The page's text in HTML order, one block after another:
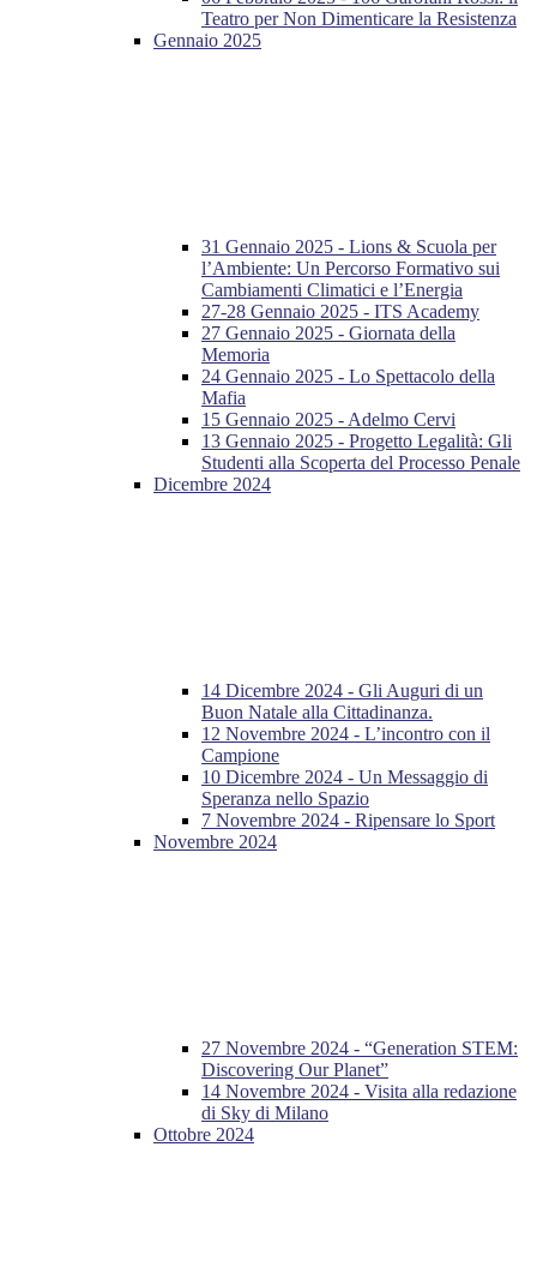
Teatro per Non Dimenticare la Resistenza
Gennaio 2025
31 Gennaio 2025 - Lions & Scuola per
l’Ambiente: Un Percorso Formativo sui
Cambiamenti Climatici e l’Energia
27-28 Gennaio 2025 - ITS Academy
27 Gennaio 2025 - Giornata della
Memoria
24 Gennaio 2025 - Lo Spettacolo della
Mafia
15 Gennaio 2025 - Adelmo Cervi
13 Gennaio 2025 - Progetto Legalità: Gli
Studenti alla Scoperta del Processo Penale
Dicembre 2024
14 Dicembre 2024 - Gli Auguri di un
Buon Natale alla Cittadinanza.
12 Novembre 2024 - L’incontro con il
Campione
10 Dicembre 2024 - Un Messaggio di
Speranza nello Spazio
7 Novembre 2024 - Ripensare lo Sport
Novembre 2024
27 Novembre 2024 - “Generation STEM:
Discovering Our Planet”
14 Novembre 2024 - Visita alla redazione
di Sky di Milano
Ottobre 2024